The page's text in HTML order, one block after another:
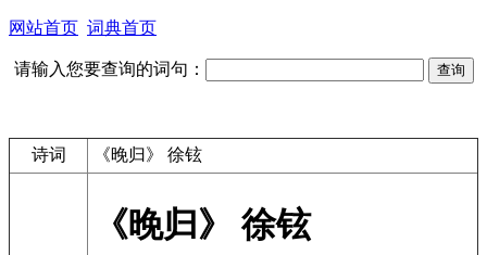
网站首页 词典首页
请输入您要查询的词句：
诗词 《晚归》 徐铉
《晚归》 徐铉